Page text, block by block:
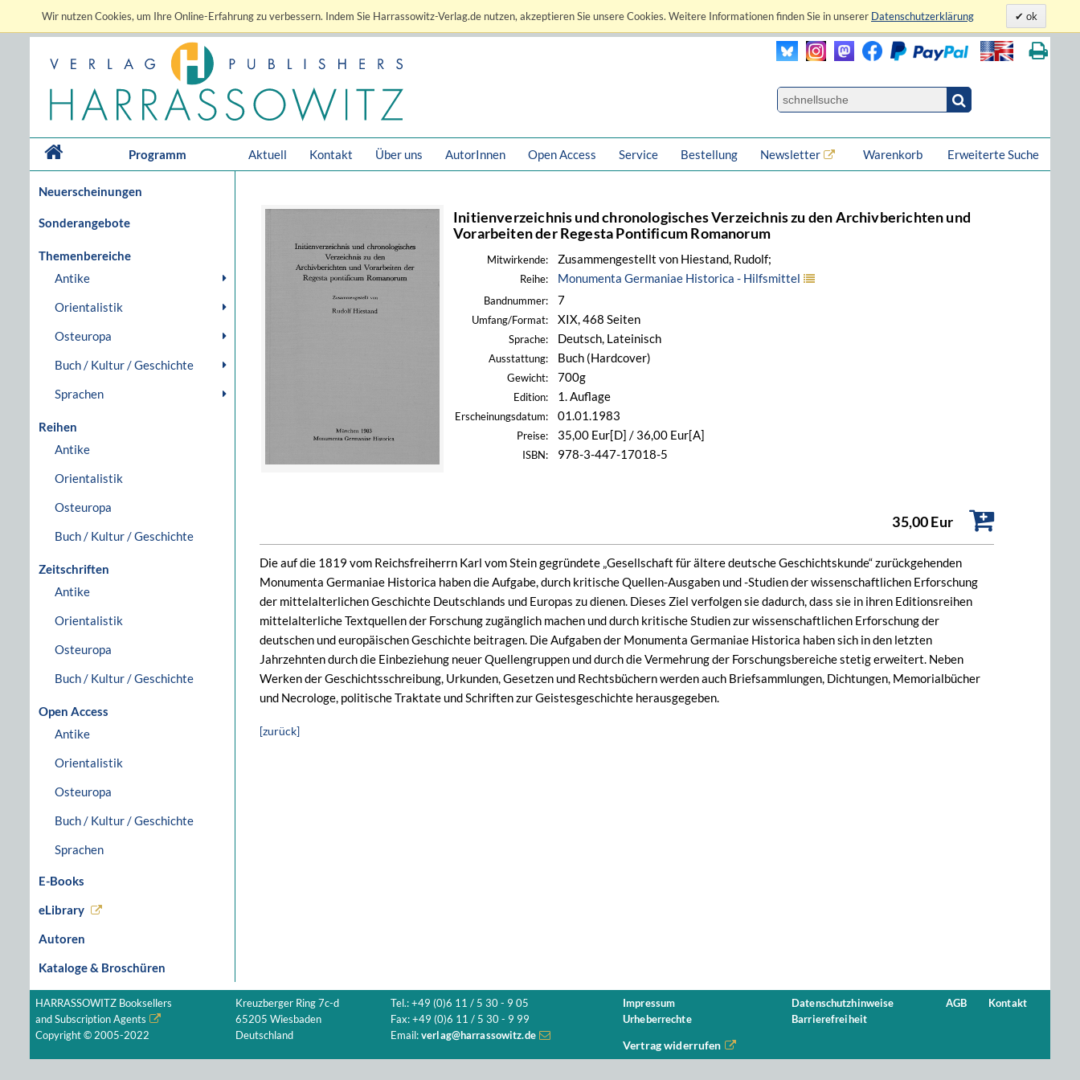
Wir nutzen Cookies, um Ihre Online-Erfahrung zu verbessern. Indem Sie Harrassowitz-Verlag.de nutzen, akzeptieren Sie unsere Cookies. Weitere Informationen finden Sie in unserer Datenschutzerklärung ok
Programm Aktuell Kontakt Über uns AutorInnen Open Access Service Bestellung Newsletter Erweiterte Suche
Warenkorb
Neuerscheinungen
Sonderangebote
Themenbereiche
Antike
Orientalistik
Osteuropa
Buch / Kultur / Geschichte
Sprachen
Reihen
Antike
Orientalistik
Osteuropa
Buch / Kultur / Geschichte
Zeitschriften
Antike
Orientalistik
Osteuropa
Buch / Kultur / Geschichte
Open Access
Antike
Orientalistik
Osteuropa
Buch / Kultur / Geschichte
Sprachen
E-Books
eLibrary
Autoren
Kataloge & Broschüren
Initienverzeichnis und chronologisches Verzeichnis zu den Archivberichten und
Vorarbeiten der Regesta Pontificum Romanorum
Mitwirkende: Zusammengestellt von Hiestand, Rudolf;
Reihe: Monumenta Germaniae Historica - Hilfsmittel
Bandnummer: 7
Umfang/Format: XIX, 468 Seiten
Sprache: Deutsch, Lateinisch
Ausstattung: Buch (Hardcover)
Gewicht: 700g
Edition: 1. Auflage
Erscheinungsdatum: 01.01.1983
Preise: 35,00 Eur[D] / 36,00 Eur[A]
ISBN: 978-3-447-17018-5
35,00 Eur
Die auf die 1819 vom Reichsfreiherrn Karl vom Stein gegründete „Gesellschaft für ältere deutsche Geschichtskunde“ zurückgehenden
Monumenta Germaniae Historica haben die Aufgabe, durch kritische Quellen-Ausgaben und -Studien der wissenschaftlichen Erforschung
der mittelalterlichen Geschichte Deutschlands und Europas zu dienen. Dieses Ziel verfolgen sie dadurch, dass sie in ihren Editionsreihen
mittelalterliche Textquellen der Forschung zugänglich machen und durch kritische Studien zur wissenschaftlichen Erforschung der
deutschen und europäischen Geschichte beitragen. Die Aufgaben der Monumenta Germaniae Historica haben sich in den letzten
Jahrzehnten durch die Einbeziehung neuer Quellengruppen und durch die Vermehrung der Forschungsbereiche stetig erweitert. Neben
Werken der Geschichtsschreibung, Urkunden, Gesetzen und Rechtsbüchern werden auch Briefsammlungen, Dichtungen, Memorialbücher
und Necrologe, politische Traktate und Schriften zur Geistesgeschichte herausgegeben.
[zurück]
HARRASSOWITZ Booksellers
and Subscription Agents
Copyright © 2005-2022
Kreuzberger Ring 7c-d
65205 Wiesbaden
Deutschland
Tel.: +49 (0)6 11 / 5 30 - 9 05
Fax: +49 (0)6 11 / 5 30 - 9 99
Email: verlag@harrassowitz.de
Impressum
Urheberrechte
Datenschutzhinweise
Barrierefreiheit
AGB Kontakt
Vertrag widerrufen